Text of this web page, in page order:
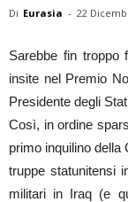
Di Eurasia - 22
Sarebbe fin troppo
insite nel Premio
Presidente degli
Così, in ordine
primo inquilino della
truppe statunitensi
militari in Iraq (e